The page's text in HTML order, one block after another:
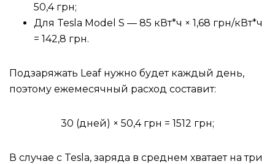
50,4 грн;
Для Tesla Model S — 85 кВт*ч × 1,68 грн/кВт*ч
= 142,8 грн.
Подзаряжать Leaf нужно будет каждый день,
поэтому ежемесячный расход составит:
30 (дней) × 50,4 грн = 1512 грн;
В случае с Tesla, заряда в среднем хватает на три